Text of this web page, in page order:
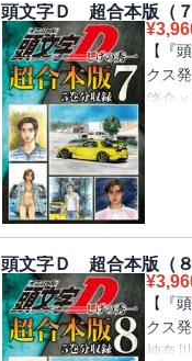
頭文字Ｄ 超合本版（７
¥
【『
クス
啓介
突入
頭文字Ｄ 超合本版（８
¥
【『
クス
神奈